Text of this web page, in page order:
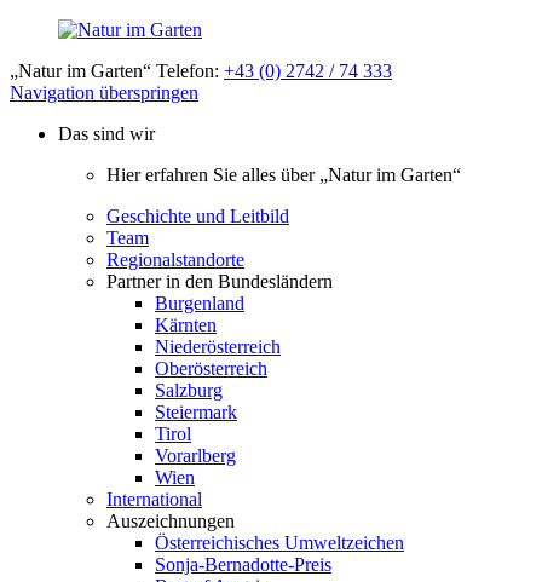
„Natur im Garten“ Telefon: +43 (0) 2742 / 74 333
Navigation überspringen
Das sind wir
Hier erfahren Sie alles über „Natur im Garten“
Geschichte und Leitbild
Team
Regionalstandorte
Partner in den Bundesländern
Burgenland
Kärnten
Niederösterreich
Oberösterreich
Salzburg
Steiermark
Tirol
Vorarlberg
Wien
International
Auszeichnungen
Österreichisches Umweltzeichen
Sonja-Bernadotte-Preis